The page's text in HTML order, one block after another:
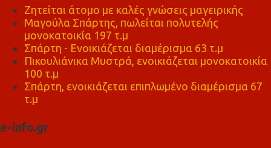
Ζητείται άτομο με καλές γνώσεις μαγειρικής
Μαγούλα Σπάρτης, πωλείται πολυτελής
μονοκατοικία 197 τ.μ
Σπάρτη - Ενοικιάζεται διαμέρισμα 63 τ.μ
Πικουλιάνικα Μυστρά, ενοικιάζεται μονοκατοικία
100 τ.μ
Σπάρτη, ενοικιάζεται επιπλωμένο διαμέρισμα 67
τ.μ
e-info.gr